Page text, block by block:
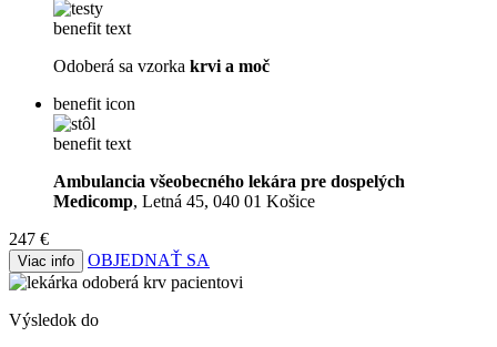
benefit text
Odoberá sa vzorka krvi a moč
benefit icon
benefit text
Ambulancia všeobecného lekára pre dospelých
Medicomp, Letná 45, 040 01 Košice
247 €
Viac info OBJEDNAŤ SA
Výsledok do